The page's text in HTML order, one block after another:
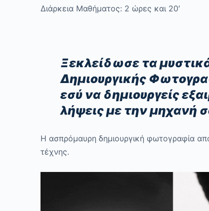
Διάρκεια Μαθήματος: 2 ώρες και 20′
Ξεκλείδωσε τα
Δημιουργικής
εσύ να δημιουργείς
λήψεις με την μηχανή
Η ασπρόμαυρη δημιουργική φωτογραφία
τέχνης.